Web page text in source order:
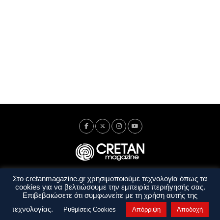
Ταυτότητα Πολιτική Απορρήτου
Όροι Χρήσης
Όροι και Προϋποθέσεις
Στο cretanmagazine.gr χρησιμοποιούμε τεχνολογία όπως τα
cookies για να βελτιώσουμε την εμπειρία περιήγησής σας.
Επιβεβαιώσετε ότι συμφωνείτε με τη χρήση αυτής της
τεχνολογίας.
Ρυθμίσεις Cookies Απόρριψη Αποδοχή